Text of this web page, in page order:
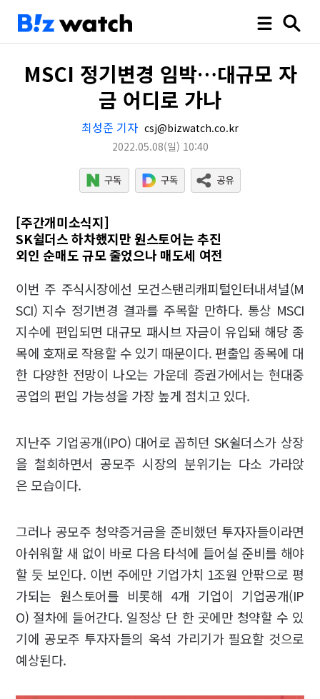
MSCI 정기변경 임박…대규모 자
금 어디로 가나
최성준 기자 csj@bizwatch.co.kr
2022.05.08(일) 10:40
[주간개미소식지]
SK쉴더스 하차했지만 원스토어는 추진
외인 순매도 규모 줄었으나 매도세 여전
이번 주 주식시장에선 모건스탠리캐피털인터내셔널(M
SCI) 지수 정기변경 결과를 주목할 만하다. 통상 MSCI
지수에 편입되면 대규모 패시브 자금이 유입돼 해당 종
목에 호재로 작용할 수 있기 때문이다. 편출입 종목에 대
한 다양한 전망이 나오는 가운데 증권가에서는 현대중
공업의 편입 가능성을 가장 높게 점치고 있다.
지난주 기업공개(IPO) 대어로 꼽히던 SK쉴더스가 상장
을 철회하면서 공모주 시장의 분위기는 다소 가라앉
은 모습이다.
그러나 공모주 청약증거금을 준비했던 투자자들이라면
아쉬워할 새 없이 바로 다음 타석에 들어설 준비를 해야
할 듯 보인다. 이번 주에만 기업가치 1조원 안팎으로 평
가되는 원스토어를 비롯해 4개 기업이 기업공개(IP
O) 절차에 들어간다. 일정상 단 한 곳에만 청약할 수 있
기에 공모주 투자자들의 옥석 가리기가 필요할 것으로
예상된다.